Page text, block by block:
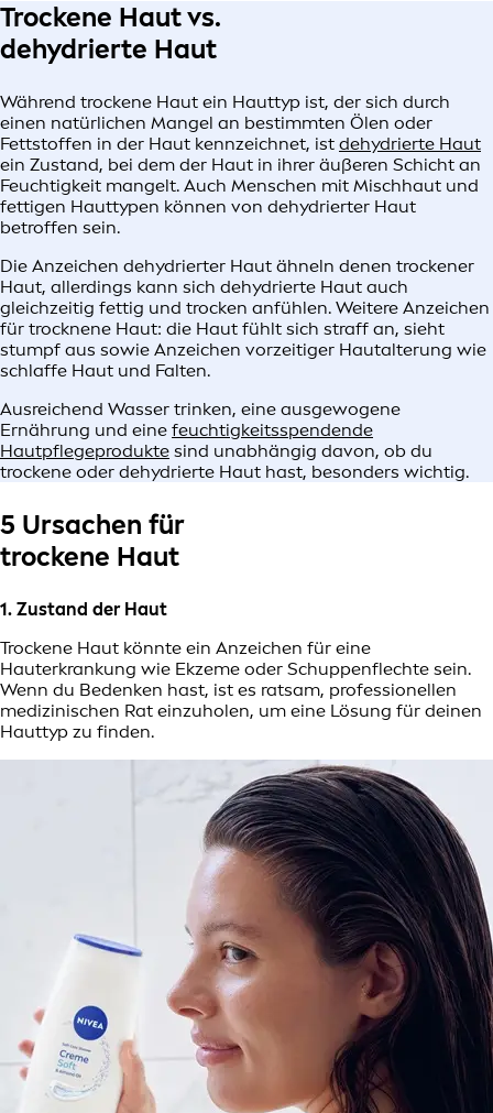
Trockene Haut vs.
dehydrierte Haut
Während trockene Haut ein Hauttyp ist, der sich durch
einen natürlichen Mangel an bestimmten Ölen oder
Fettstoffen in der Haut kennzeichnet, ist dehydrierte Haut
ein Zustand, bei dem der Haut in ihrer äußeren Schicht an
Feuchtigkeit mangelt. Auch Menschen mit Mischhaut und
fettigen Hauttypen können von dehydrierter Haut
betroffen sein.
Die Anzeichen dehydrierter Haut ähneln denen trockener
Haut, allerdings kann sich dehydrierte Haut auch
gleichzeitig fettig und trocken anfühlen. Weitere Anzeichen
für trocknene Haut: die Haut fühlt sich straff an, sieht
stumpf aus sowie Anzeichen vorzeitiger Hautalterung wie
schlaffe Haut und Falten.
Ausreichend Wasser trinken, eine ausgewogene
Ernährung und eine feuchtigkeitsspendende
Hautpflegeprodukte sind unabhängig davon, ob du
trockene oder dehydrierte Haut hast, besonders wichtig.
5 Ursachen für
trockene Haut
1. Zustand der Haut
Trockene Haut könnte ein Anzeichen für eine
Hauterkrankung wie Ekzeme oder Schuppenflechte sein.
Wenn du Bedenken hast, ist es ratsam, professionellen
medizinischen Rat einzuholen, um eine Lösung für deinen
Hauttyp zu finden.